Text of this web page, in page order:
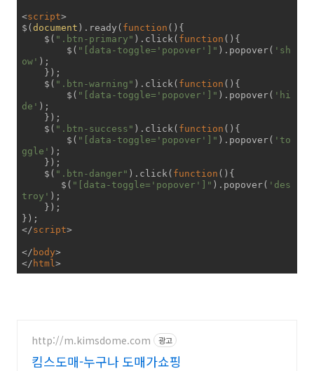
<script>
$(document ).ready( function ( ) {
    $(
".btn-primary" ).click( function ( ) {
        $(
"[data-toggle='popover']" ).popover( 'sh
ow' );
    $(
".btn-warning" ).click( function ( ) {
        $(
"[data-toggle='popover']" ).popover( 'hi
de' );
    $(
".btn-success" ).click( function ( ) {
        $(
"[data-toggle='popover']" ).popover( 'to
ggle' );
    $(
".btn-danger" ).click( function ( ) {
       $(
"[data-toggle='popover']" ).popover( 'des
troy' );
</script>
</ body>
</ html >
http://m.kimsdome.com 광고
킴스도매-누구나 도매가쇼핑